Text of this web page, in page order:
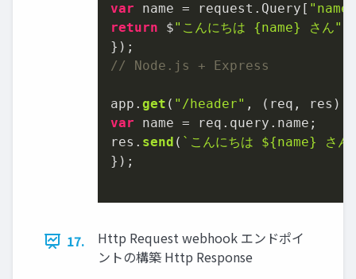
var name = request. Query [ "name"
return $"こんにちは {name} さん"
// Node.js + Express
app. get ( "/header" , ( req, res )
var name = req. query . name ;
res. send ( `こんにちは ${name}
さん
});
17.
Http Request webhook エンドポイ
ントの構築 Http Response